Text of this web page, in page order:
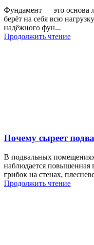
Фундамент — это основа
берёт на себя всю
надёжного фун...
Продолжить чтение
Почему сыреет
В подвальных
наблюдается повышенная
грибок на стенах,
Продолжить чтение